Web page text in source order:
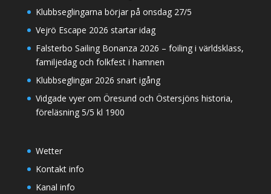
Klubbseglingarna börjar på onsdag 27/5
Vejrö Escape 2026 startar idag
Falsterbo Sailing Bonanza 2026 – foiling i världsklass,
familjedag och folkfest i hamnen
Klubbseglingar 2026 snart igång
Vidgade vyer om Öresund och Östersjöns historia,
föreläsning 5/5 kl 1900
Wetter
Kontakt info
Kanal info